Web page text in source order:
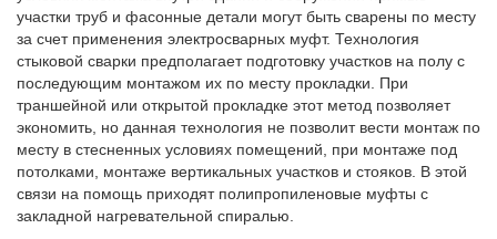
участки труб и фасонные детали могут быть сварены по месту
за счет применения электросварных муфт. Технология
стыковой сварки предполагает подготовку участков на полу с
последующим монтажом их по месту прокладки. При
траншейной или открытой прокладке этот метод позволяет
экономить, но данная технология не позволит вести монтаж по
месту в стесненных условиях помещений, при монтаже под
потолками, монтаже вертикальных участков и стояков. В этой
связи на помощь приходят полипропиленовые муфты с
закладной нагревательной спиралью.